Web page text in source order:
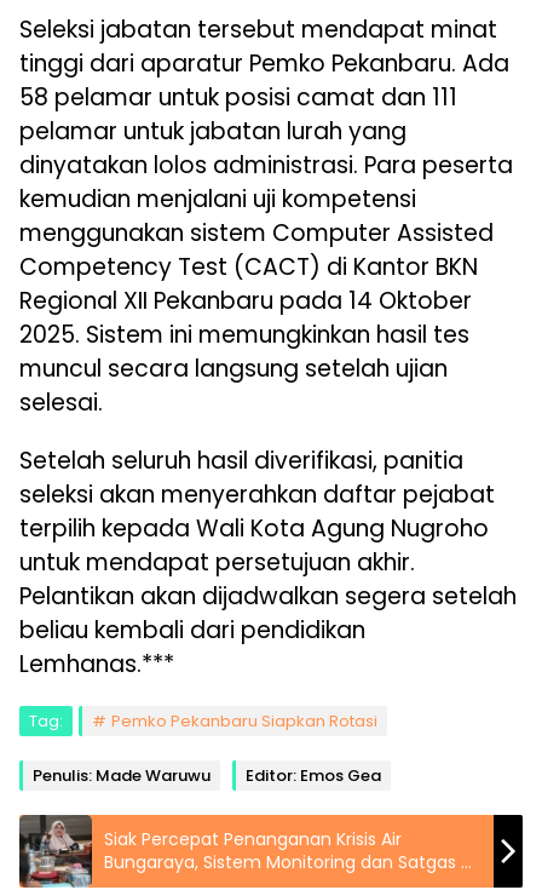
Seleksi jabatan tersebut mendapat minat
tinggi dari aparatur Pemko Pekanbaru. Ada
58 pelamar untuk posisi camat dan 111
pelamar untuk jabatan lurah yang
dinyatakan lolos administrasi. Para peserta
kemudian menjalani uji kompetensi
menggunakan sistem Computer Assisted
Competency Test (CACT) di Kantor BKN
Regional XII Pekanbaru pada 14 Oktober
2025. Sistem ini memungkinkan hasil tes
muncul secara langsung setelah ujian
selesai.
Setelah seluruh hasil diverifikasi, panitia
seleksi akan menyerahkan daftar pejabat
terpilih kepada Wali Kota Agung Nugroho
untuk mendapat persetujuan akhir.
Pelantikan akan dijadwalkan segera setelah
beliau kembali dari pendidikan
Lemhanas.***
Tag: Pemko Pekanbaru Siapkan Rotasi
Penulis: Made Waruwu Editor: Emos Gea
Siak Percepat Penanganan Krisis Air
Bungaraya, Sistem Monitoring dan Satgas Air
Didorong Jalan